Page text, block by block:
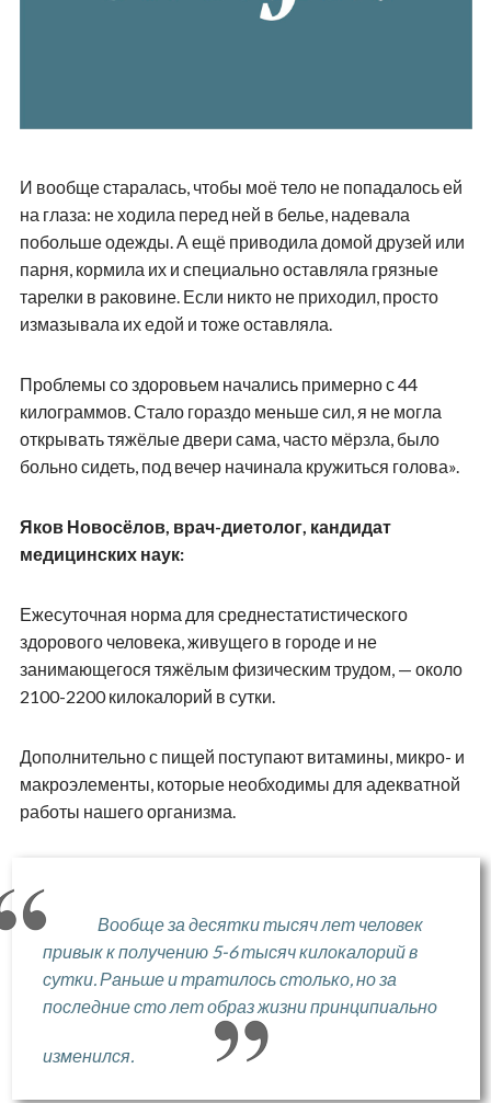
И вообще старалась, чтобы моё тело не попадалось ей
на глаза: не ходила перед ней в белье, надевала
побольше одежды. А ещё приводила домой друзей или
парня, кормила их и специально оставляла грязные
тарелки в раковине. Если никто не приходил, просто
измазывала их едой и тоже оставляла.
Проблемы со здоровьем начались примерно с 44
килограммов. Стало гораздо меньше сил, я не могла
открывать тяжёлые двери сама, часто мёрзла, было
больно сидеть, под вечер начинала кружиться голова».
Яков Новосёлов, врач-диетолог, кандидат
медицинских наук:
Ежесуточная норма для среднестатистического
здорового человека, живущего в городе и не
занимающегося тяжёлым физическим трудом, — около
2100-2200 килокалорий в сутки.
Дополнительно с пищей поступают витамины, микро- и
макроэлементы, которые необходимы для адекватной
работы нашего организма.
Вообще за десятки тысяч лет человек
привык к получению 5-6 тысяч килокалорий в
сутки. Раньше и тратилось столько, но за
последние сто лет образ жизни принципиально
изменился.